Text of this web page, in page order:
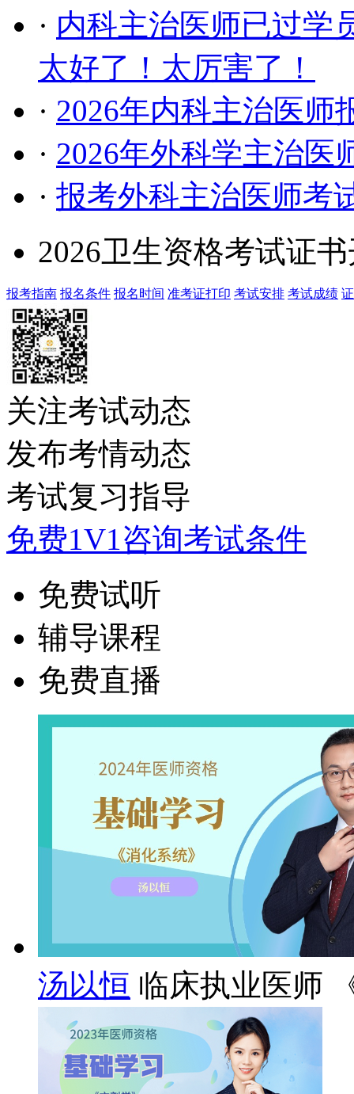
· 内科主治医师已过学
太好了！太厉害了！
· 2026年内科主治医师
· 2026年外科学主治医
· 报考外科主治医师考
2026卫生资格考试证
报考指南 报名条件 报名时间 准考证打印 考试安排 考试成绩
关注考试动态
发布考情动态
考试复习指导
免费1V1咨询考试条件
免费试听
辅导课程
免费直播
汤以恒 临床执业医师